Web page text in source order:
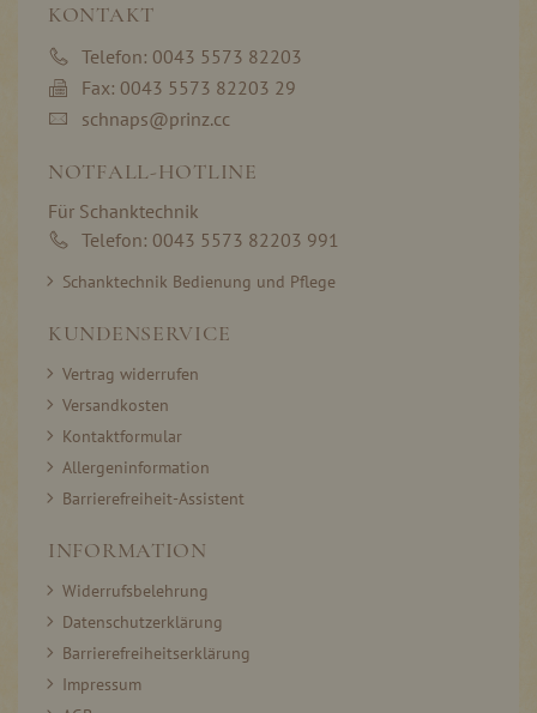
KONTAKT
Telefon: 0043 5573 82203
Fax: 0043 5573 82203 29
schnaps@prinz.cc
NOTFALL-HOTLINE
Für Schanktechnik
Telefon: 0043 5573 82203 991
Schanktechnik Bedienung und Pflege
KUNDENSERVICE
Vertrag widerrufen
Versandkosten
Kontaktformular
Allergeninformation
Barrierefreiheit-Assistent
INFORMATION
Widerrufsbelehrung
Datenschutzerklärung
Barrierefreiheitserklärung
Impressum